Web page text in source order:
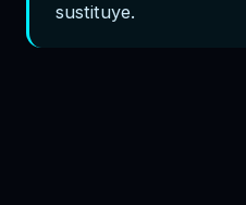
sustituye.